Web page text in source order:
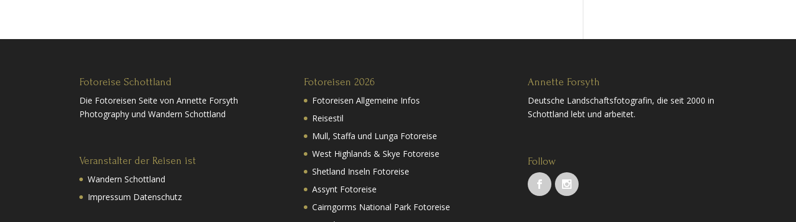
Fotoreise Schottland
Die Fotoreisen Seite von Annette Forsyth
Photography und Wandern Schottland
Veranstalter der Reisen ist
Wandern Schottland
Impressum Datenschutz
Fotoreisen 2026
Fotoreisen Allgemeine Infos
Reisestil
Mull, Staffa und Lunga Fotoreise
West Highlands & Skye Fotoreise
Shetland Inseln Fotoreise
Assynt Fotoreise
Cairngorms National Park Fotoreise
Annette Forsyth
Deutsche Landschaftsfotografin, die seit 2000 in
Schottland lebt und arbeitet.
Follow